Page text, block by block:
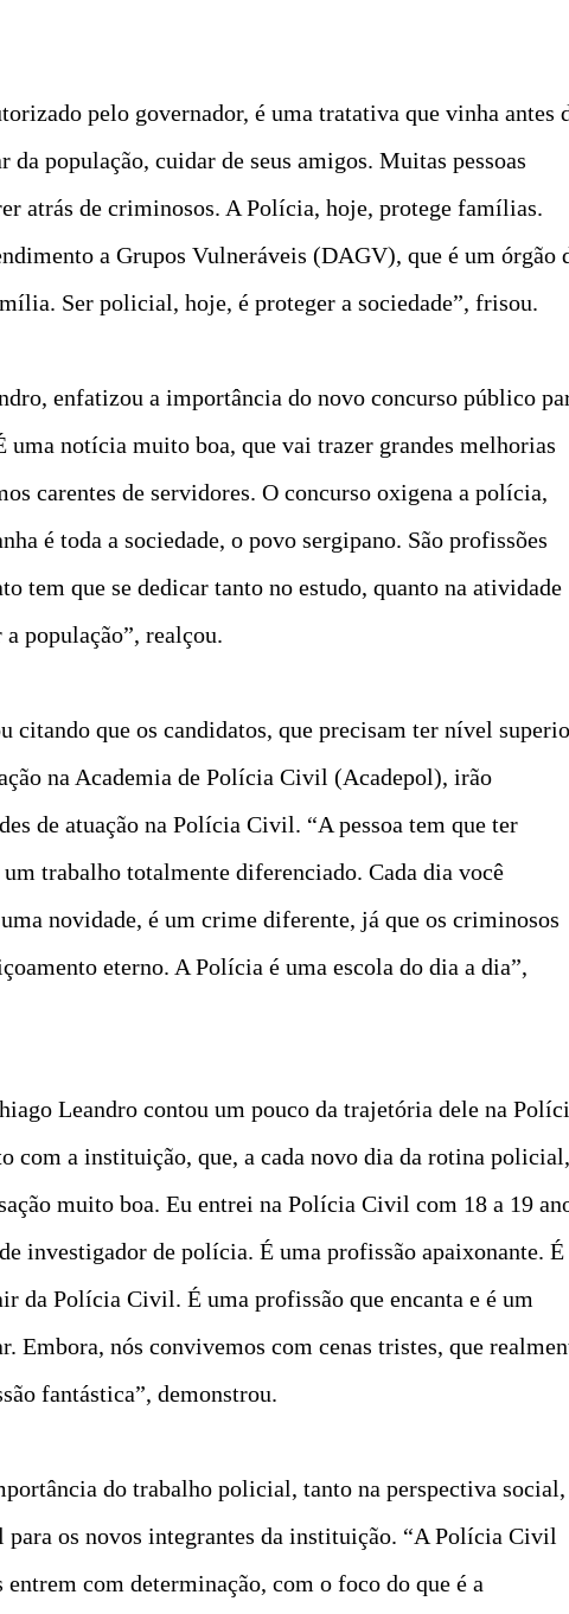
pelo governador, é uma tratativa que vinha antes
população, cuidar de seus amigos. Muitas pessoas
atrás de criminosos. A Polícia, hoje, protege famílias.
a Grupos Vulneráveis (DAGV), que é um órgão
Ser policial, hoje, é proteger a sociedade”, frisou.
enfatizou a importância do novo concurso público
notícia muito boa, que vai trazer grandes melhorias
carentes de servidores. O concurso oxigena a polícia,
é toda a sociedade, o povo sergipano. São profissões
tem que se dedicar tanto no estudo, quanto na atividade
população”, realçou.
citando que os candidatos, que precisam ter nível
na Academia de Polícia Civil (Acadepol), irão
de atuação na Polícia Civil. “A pessoa tem que ter
trabalho totalmente diferenciado. Cada dia você
novidade, é um crime diferente, já que os criminosos
eterno. A Polícia é uma escola do dia a dia”,
Leandro contou um pouco da trajetória dele na
com a instituição, que, a cada novo dia da rotina policial,
muito boa. Eu entrei na Polícia Civil com 18 a 19
investigador de polícia. É uma profissão apaixonante. É
da Polícia Civil. É uma profissão que encanta e é um
Embora, nós convivemos com cenas tristes, que
fantástica”, demonstrou.
do trabalho policial, tanto na perspectiva social,
para os novos integrantes da instituição. “A Polícia Civil
com determinação, com o foco do que é a